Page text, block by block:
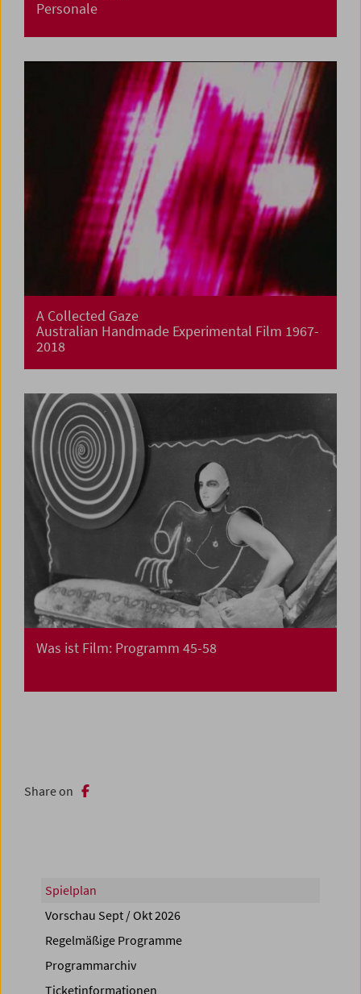
Personale
A Collected Gaze
Australian Handmade Experimental Film 1967-
2018
Was ist Film: Programm 45-58
Share on
Spielplan
Vorschau Sept / Okt 2026
Regelmäßige Programme
Programmarchiv
Ticketinformationen